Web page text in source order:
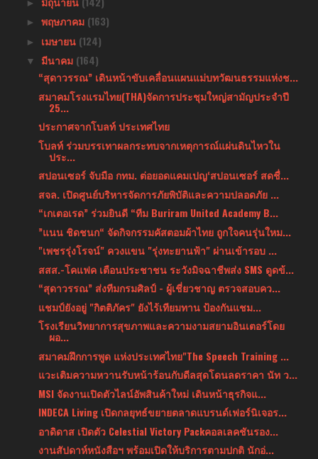
►
► พฤษภาคม (163)
► เมษายน (124)
▼ มีนาคม (164)
“สุดาวรรณ” เดินหน้าขับเคลื่อนแผนแม่บทวัฒนธรรมแห่งช...
สมาคมโรงแรมไทย(THA)จัดการประชุมใหญ่สามัญประจำปี
25...
ประกาศจากโบลท์ ประเทศไทย
โบลท์ ร่วมบรรเทาผลกระทบจากเหตุการณ์แผ่นดินไหวใน
ประ...
สปอนเซอร์ จับมือ กทม. ต่อยอดแคมเปญ‘สปอนเซอร์ สดชื่...
สจล. เปิดศูนย์บริหารจัดการภัยพิบัติและความปลอดภัย ...
“เกเตอเรด” ร่วมยินดี “ทีม Buriram United Academy B...
”แนน ชิดชนก“ จัดกิจกรรมคัสตอมผ้าไทย ถูกใจคนรุ่นใหม...
"เพชรรุ่งโรจน์" ควงแขน "รุ่งทะยานฟ้า" ผ่านเข้ารอบ ...
สสส.-โคแฟค เตือนประชาชน ระวังมิจฉาชีพส่ง SMS ดูดข้...
“สุดาวรรณ” ส่งทีมกรมศิลป์ - ผู้เชี่ยวชาญ ตรวจสอบคว...
แชมป์ยังอยู่ "กิตติภัคร" ยังไร้เทียมทาน ป้องกันแชม...
โรงเรียนวิทยาการสุขภาพและความงามสยามอินเตอร์โดย
ผอ...
สมาคมฝึกการพูด แห่งประเทศไทย"The Speech Training ...
แวะเติมความหวานรับหน้าร้อนกับดีลสุดโดนลดราคา นัท ว...
MSI จัดงานเปิดตัวไลน์อัพสินค้าใหม่ เดินหน้าธุรกิจแ...
INDECA Living เปิดกลยุทธ์ขยายตลาดแบรนด์เฟอร์นิเจอร...
อาดิดาส เปิดตัว Celestial Victory Packคอลเลคชันรอง...
งานสัปดาห์หนังสือฯ พร้อมเปิดให้บริการตามปกติ นักอ่...